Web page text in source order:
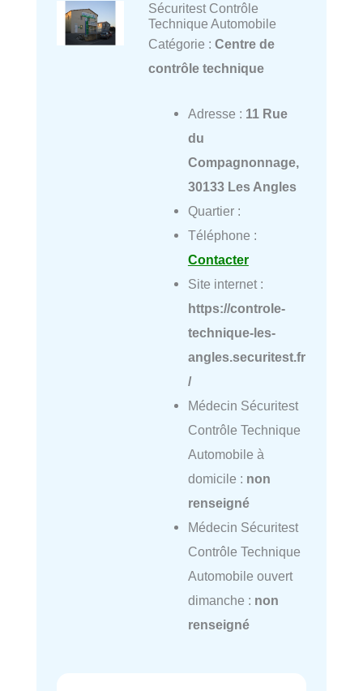
Sécuritest Contrôle
Technique Automobile
Catégorie : Centre de
contrôle technique
Adresse : 11 Rue
du
Compagnonnage,
30133 Les Angles
Quartier :
Téléphone :
Contacter
Site internet :
https://controle-
technique-les-
angles.securitest.fr
/
Médecin Sécuritest
Contrôle Technique
Automobile à
domicile : non
renseigné
Médecin Sécuritest
Contrôle Technique
Automobile ouvert
dimanche : non
renseigné